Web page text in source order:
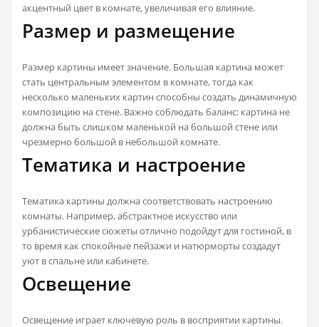
акцентный цвет в комнате, увеличивая его влияние.
Размер и размещение
Размер картины имеет значение. Большая картина может
стать центральным элементом в комнате, тогда как
несколько маленьких картин способны создать динамичную
композицию на стене. Важно соблюдать баланс: картина не
должна быть слишком маленькой на большой стене или
чрезмерно большой в небольшой комнате.
Тематика и настроение
Тематика картины должна соответствовать настроению
комнаты. Например, абстрактное искусство или
урбанистические сюжеты отлично подойдут для гостиной, в
то время как спокойные пейзажи и натюрморты создадут
уют в спальне или кабинете.
Освещение
Освещение играет ключевую роль в восприятии картины.